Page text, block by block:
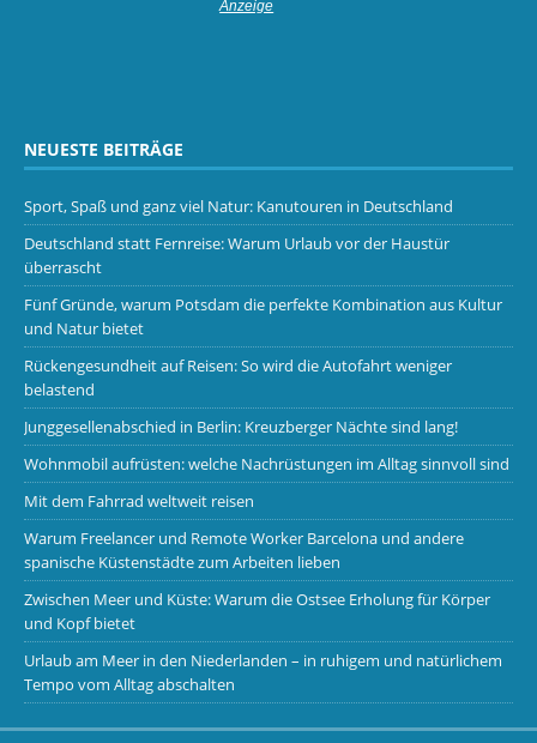
NEUESTE BEITRÄGE
Sport, Spaß und ganz viel Natur: Kanutouren in Deutschland
Deutschland statt Fernreise: Warum Urlaub vor der Haustür
überrascht
Fünf Gründe, warum Potsdam die perfekte Kombination aus Kultur
und Natur bietet
Rückengesundheit auf Reisen: So wird die Autofahrt weniger
belastend
Junggesellenabschied in Berlin: Kreuzberger Nächte sind lang!
Wohnmobil aufrüsten: welche Nachrüstungen im Alltag sinnvoll sind
Mit dem Fahrrad weltweit reisen
Warum Freelancer und Remote Worker Barcelona und andere
spanische Küstenstädte zum Arbeiten lieben
Zwischen Meer und Küste: Warum die Ostsee Erholung für Körper
und Kopf bietet
Urlaub am Meer in den Niederlanden – in ruhigem und natürlichem
Tempo vom Alltag abschalten